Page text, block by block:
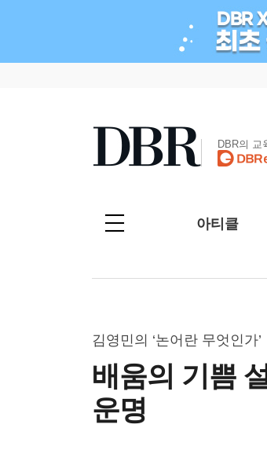
DBR의 교
아티클
김영민의 ‘논어란 무엇인가’
배움의 기쁨
운명